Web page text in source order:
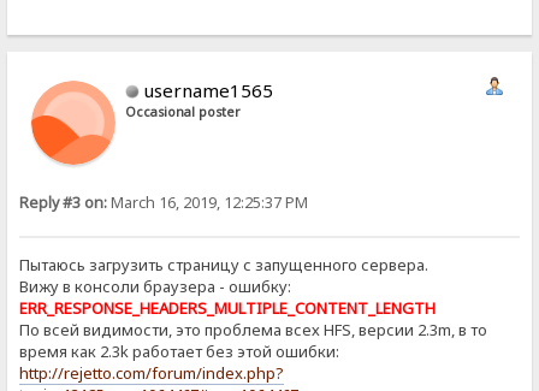
username1565
Occasional poster
Reply #3 on:March 16, 2019, 12:25:37 PM
Пытаюсь загрузить страницу с запущенного сервера.
Вижу в консоли браузера - ошибку:
ERR_RESPONSE_HEADERS_MULTIPLE_CONTENT_LENGTH
По всей видимости, это проблема всех HFS, версии 2.3m, в то
время как 2.3k работает без этой ошибки:
http://rejetto.com/forum/index.php?